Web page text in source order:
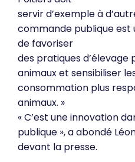
servir d’exemple à
commande publique
de favoriser
des pratiques d’élevage
animaux et sensibiliser
consommation plus
animaux. »
« C’est une innovation
publique », a abondé
devant la presse.